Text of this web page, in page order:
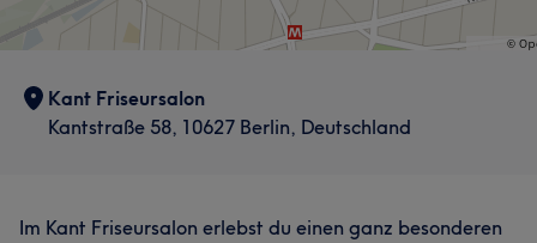
Kant Friseursalon
Kantstraße 58, 10627 Berlin, Deutschland
Im Kant Friseursalon erlebst du einen ganz besonderen